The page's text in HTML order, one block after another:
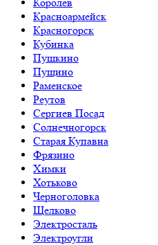
Красноармейск
Красногорск
Кубинка
Пушкино
Пущино
Раменское
Реутов
Сергиев Посад
Солнечногорск
Старая Купавна
Фрязино
Химки
Хотьково
Черноголовка
Щелково
Электросталь
Электроугли